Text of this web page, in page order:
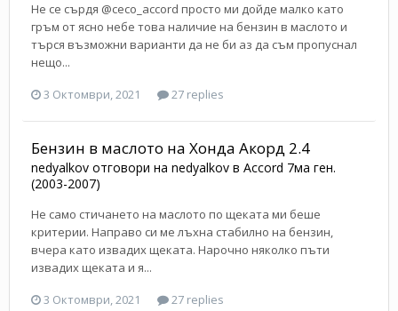
Не се сърдя @ceco_accord просто ми дойде малко като
гръм от ясно небе това наличие на бензин в маслото и
търся възможни варианти да не би аз да съм пропуснал
нещо...
3 Октомври, 2021
27 replies
Бензин в маслото на Хонда Акорд 2.4
nedyalkov отговори на nedyalkov в Accord 7ма ген.
(2003-2007)
Не само стичането на маслото по щеката ми беше
критерии. Направо си ме лъхна стабилно на бензин,
вчера като извадих щеката. Нарочно няколко пъти
извадих щеката и я...
3 Октомври, 2021
27 replies